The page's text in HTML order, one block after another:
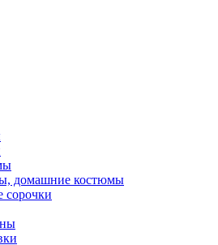
домашние костюмы
сорочки